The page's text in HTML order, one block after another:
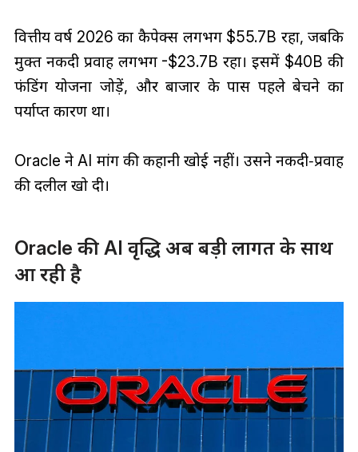
वित्तीय वर्ष 2026 का कैपेक्स लगभग $55.7B रहा, जबकि
मुक्त नकदी प्रवाह लगभग -$23.7B रहा। इसमें $40B की
फंडिंग योजना जोड़ें, और बाजार के पास पहले बेचने का
पर्याप्त कारण था।
Oracle ने AI मांग की कहानी खोई नहीं। उसने नकदी‑प्रवाह
की दलील खो दी।
Oracle की AI वृद्धि अब बड़ी लागत के साथ
आ रही है